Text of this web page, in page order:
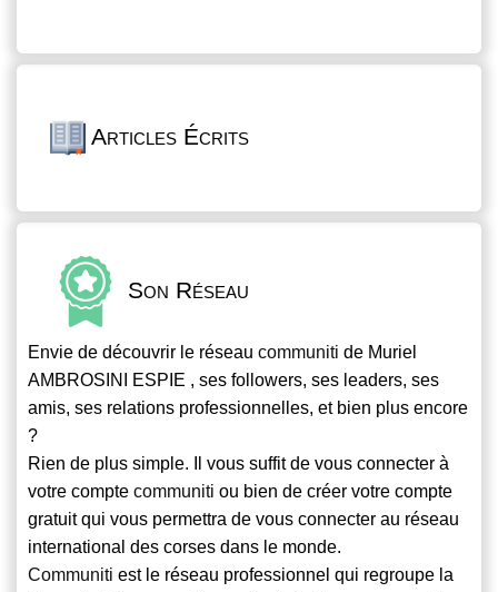
Articles Écrits
Son Réseau
Envie de découvrir le réseau communiti de Muriel
AMBROSINI ESPIE , ses followers, ses leaders, ses
amis, ses relations professionnelles, et bien plus encore
?
Rien de plus simple. Il vous suffit de vous connecter à
votre compte communiti ou bien de créer votre compte
gratuit qui vous permettra de vous connecter au réseau
international des corses dans le monde.
Communiti est le réseau professionnel qui regroupe la